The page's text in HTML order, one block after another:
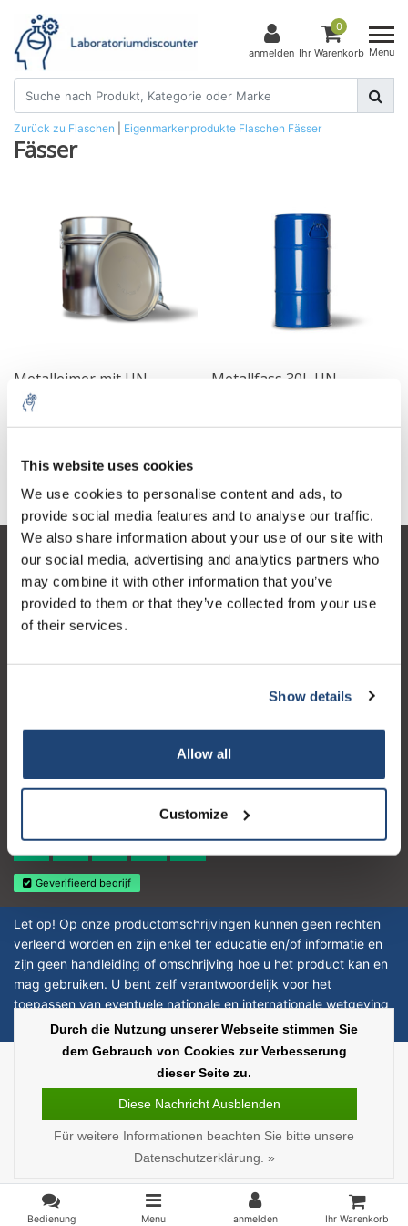
This website uses cookies
We use cookies to personalise content and ads, to
provide social media features and to analyse our traffic.
We also share information about your use of our site with
our social media, advertising and analytics partners who
may combine it with other information that you’ve
provided to them or that they’ve collected from your use
of their services.
Show details
Allow all
Customize
anmelden
0
Ihr Warenkorb Menu
Zurück zu Flaschen Eigenmarkenprodukte Flaschen Fässer
Fässer
Metalleimer mit UN-
Zulassung
Metallfass 30L UN-
Kundendienst
Mein Konto
Kontakt
Öffnungszeiten
Logo eigendom van TrustPilot
4.4
Geverifieerd bedrijf
Let op! Op onze productomschrijvingen kunnen geen rechten
verleend worden en zijn enkel ter educatie en/of informatie en
zijn geen handleiding of omschrijving hoe u het product kan en
mag gebruiken. U bent zelf verantwoordelijk voor het
toepassen van eventuele nationale en internationale wetgeving
omtrent het gebruik van chemicaliën.
InStijl Media |
Alle Preise verstehen sich ohne
Bedienung Menu anmelden Ihr Warenkorb
Durch die Nutzung unserer Webseite stimmen Sie
dem Gebrauch von Cookies zur Verbesserung
dieser Seite zu.
Diese Nachricht Ausblenden
Für weitere Informationen beachten Sie bitte unsere
Datenschutzerklärung. »